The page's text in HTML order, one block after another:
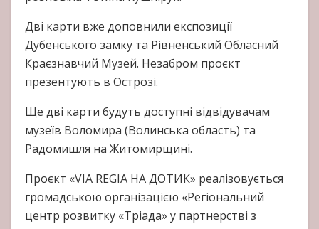
Дві карти вже доповнили експозиції
Дубенського замку та Рівненський Обласний
Краєзнавчий Музей. Незабром проєкт
презентують в Острозі.
Ще дві карти будуть доступні відвідувачам
музеїв Воломира (Волинська область) та
Радомишля на Житомирщині.
Проєкт «VIA REGIA НА ДОТИК» реалізовується
громадською організацією «Регіональний
центр розвитку «Тріада» у партнерстві з